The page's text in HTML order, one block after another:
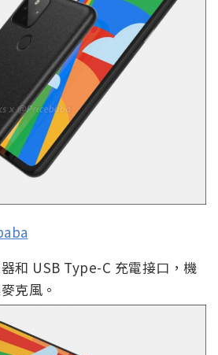
和 USB Type-C 充電接口，機
克風。